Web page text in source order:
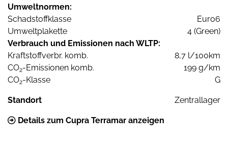
Umweltnormen:
Schadstoffklasse
Euro6
Umweltplakette
4 (Green)
Verbrauch und Emissionen nach WLTP:
Kraftstoffverbr. komb.
8,7 l/100km
CO2-Emissionen komb.
199 g/km
CO2-Klasse G
Standort Zentrallager
Details zum Cupra Terramar anzeigen